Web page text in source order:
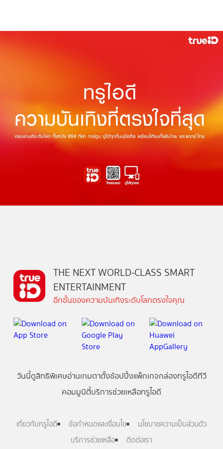
THE NEXT WORLD-CLASS SMART
ENTERTAINMENT
อีกขั้นของความบันเทิงระดับโลกตรงใจคุณ
วันนี้ดูสิทธิพิเศษอ่านเกมตาตั้งช้อปปิ้งแพ็กเกจกล่องทรูไอดีทีวี
คอมมูนิตี้บริการช่วยเหลือทรูไอดี
เกี่ยวกับทรูไอดี ข้อกำหนดและเงื่อนไข
นโยบายความเป็นส่วนตัว
บริการช่วยเหลือ
ติดต่อเรา